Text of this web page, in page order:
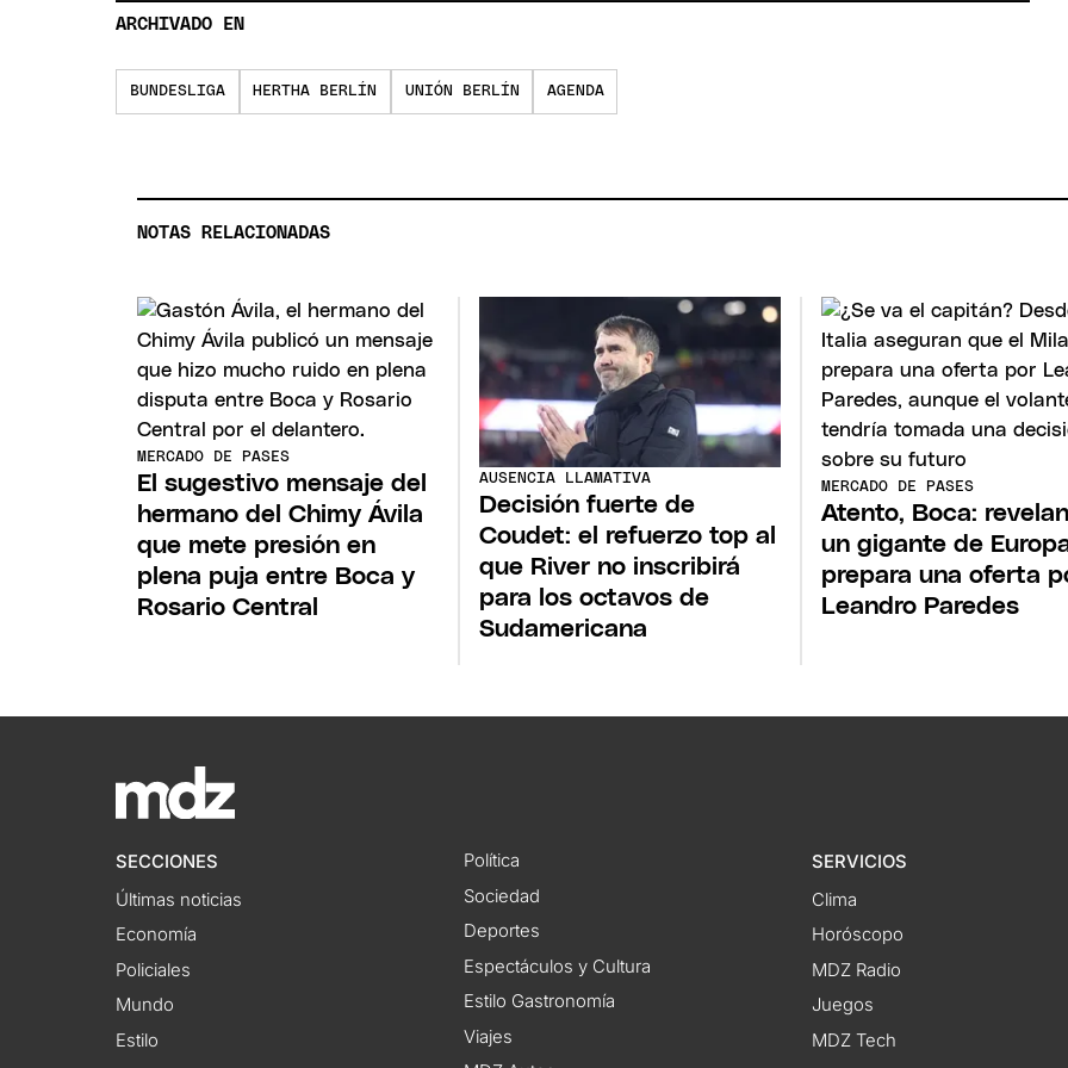
ARCHIVADO EN
BUNDESLIGA HERTHA BERLÍN UNIÓN BERLÍN AGENDA
NOTAS RELACIONADAS
MERCADO DE PASES
El sugestivo mensaje del
hermano del Chimy Ávila
que mete presión en
plena puja entre Boca y
Rosario Central
AUSENCIA LLAMATIVA
Decisión fuerte de
Coudet: el refuerzo top al
que River no inscribirá
para los octavos de
Sudamericana
MERCADO DE PASES
Atento, Boca:
un gigante de
prepara una oferta
Leandro Paredes
SECCIONES
Últimas noticias
Economía
Policiales
Mundo
Estilo
Política
Sociedad
Deportes
Espectáculos y Cultura
Estilo Gastronomía
Viajes
SERVICIOS
Clima
Horóscopo
MDZ Radio
Juegos
MDZ Tech